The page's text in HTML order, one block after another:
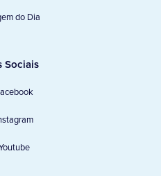
do Dia
Sociais